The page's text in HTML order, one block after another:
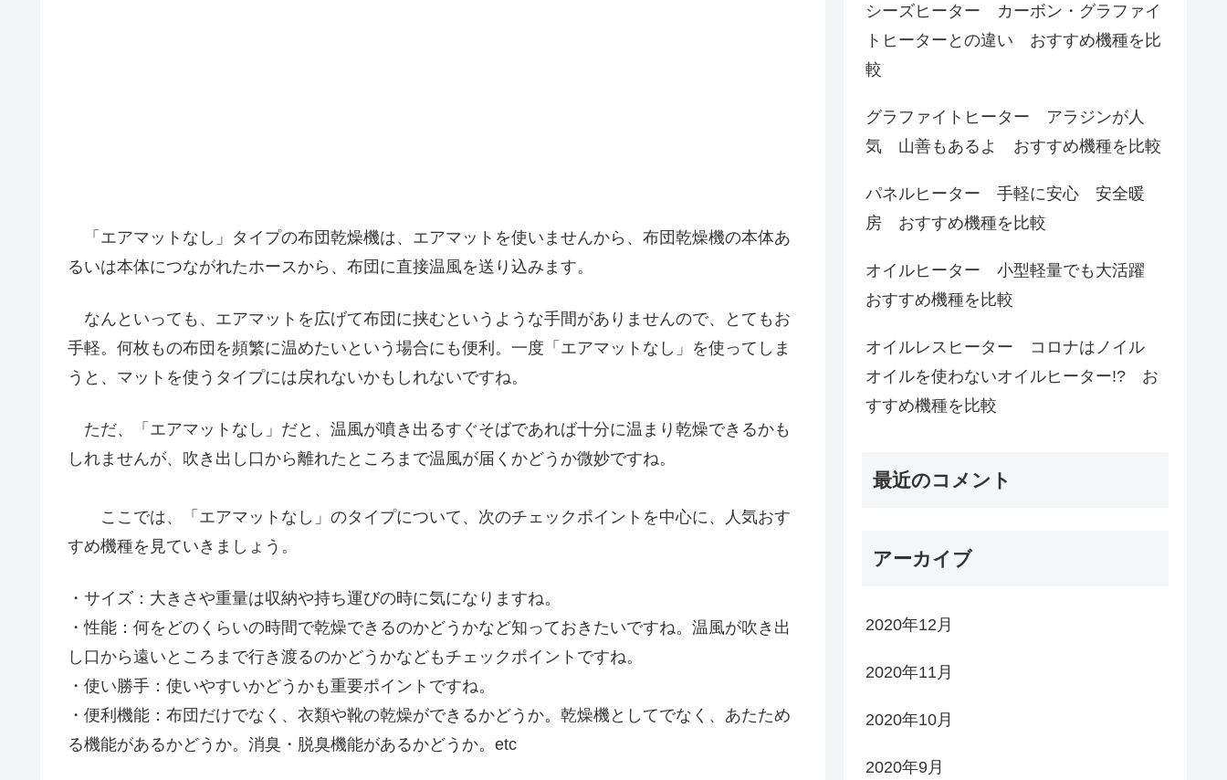
「エアマットなし」タイプの布団乾燥機は、エアマットを使いませんから、布団乾燥機の本体あ
るいは本体につながれたホースから、布団に直接温風を送り込みます。
なんといっても、エアマットを広げて布団に挟むというような手間がありませんので、とてもお
手軽。何枚もの布団を頻繁に温めたいという場合にも便利。一度「エアマットなし」を使ってしま
うと、マットを使うタイプには戻れないかもしれないですね。
ただ、「エアマットなし」だと、温風が噴き出るすぐそばであれば十分に温まり乾燥できるかも
しれませんが、吹き出し口から離れたところまで温風が届くかどうか微妙ですね。
ここでは、「エアマットなし」のタイプについて、次のチェックポイントを中心に、人気おす
すめ機種を見ていきましょう。
・サイズ：大きさや重量は収納や持ち運びの時に気になりますね。
・性能：何をどのくらいの時間で乾燥できるのかどうかなど知っておきたいですね。温風が吹き出
し口から遠いところまで行き渡るのかどうかなどもチェックポイントですね。
・使い勝手：使いやすいかどうかも重要ポイントですね。
・便利機能：布団だけでなく、衣類や靴の乾燥ができるかどうか。乾燥機としてでなく、あたため
る機能があるかどうか。消臭・脱臭機能があるかどうか。etc
シーズヒーター カーボン・グラファイ
トヒーターとの違い おすすめ機種を比
較
グラファイトヒーター アラジンが人
気 山善もあるよ おすすめ機種を比較
パネルヒーター 手軽に安心 安全暖
房 おすすめ機種を比較
オイルヒーター 小型軽量でも大活躍
おすすめ機種を比較
オイルレスヒーター コロナはノイル
オイルを使わないオイルヒーター!? お
すすめ機種を比較
最近のコメント
アーカイブ
2020年12月
2020年11月
2020年10月
2020年9月